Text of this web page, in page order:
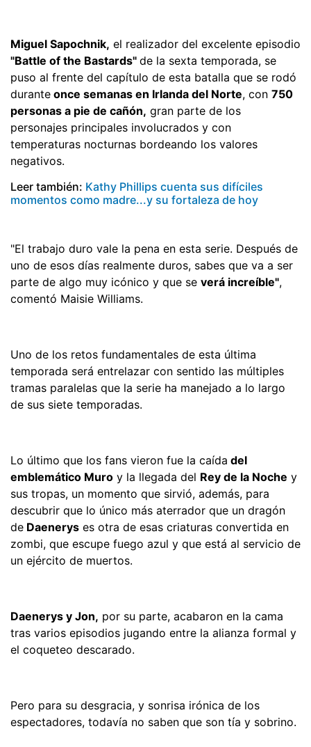
Miguel Sapochnik, el realizador del excelente episodio
"Battle of the Bastards" de la sexta temporada, se
puso al frente del capítulo de esta batalla que se rodó
durante once semanas en Irlanda del Norte, con 750
personas a pie de cañón, gran parte de los
personajes principales involucrados y con
temperaturas nocturnas bordeando los valores
negativos.
Leer también: Kathy Phillips cuenta sus difíciles
momentos como madre...y su fortaleza de hoy
"El trabajo duro vale la pena en esta serie. Después de
uno de esos días realmente duros, sabes que va a ser
parte de algo muy icónico y que se verá increíble",
comentó Maisie Williams.
Uno de los retos fundamentales de esta última
temporada será entrelazar con sentido las múltiples
tramas paralelas que la serie ha manejado a lo largo
de sus siete temporadas.
Lo último que los fans vieron fue la caída del
emblemático Muro y la llegada del Rey de la Noche y
sus tropas, un momento que sirvió, además, para
descubrir que lo único más aterrador que un dragón
de Daenerys es otra de esas criaturas convertida en
zombi, que escupe fuego azul y que está al servicio de
un ejército de muertos.
Daenerys y Jon, por su parte, acabaron en la cama
tras varios episodios jugando entre la alianza formal y
el coqueteo descarado.
Pero para su desgracia, y sonrisa irónica de los
espectadores, todavía no saben que son tía y sobrino.